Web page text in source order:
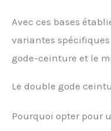
Avec ces bases
variantes
gode-ceinture et le
Le double gode
Pourquoi opter pour